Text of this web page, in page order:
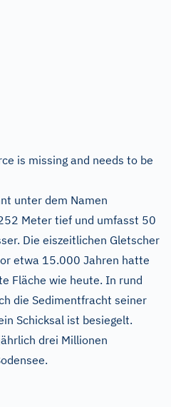
is missing and needs to be
unter dem Namen
Meter tief und umfasst 50
Die eiszeitlichen Gletscher
etwa 15.000 Jahren hatte
Fläche wie heute. In rund
die Sedimentfracht seiner
Schicksal ist besiegelt.
drei Millionen